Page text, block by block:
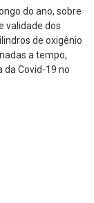
do ano, sobre
validade dos
de oxigênio
a tempo,
Covid-19 no